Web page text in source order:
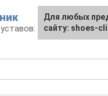
профилактика и
Для любых
сайту: shoes-